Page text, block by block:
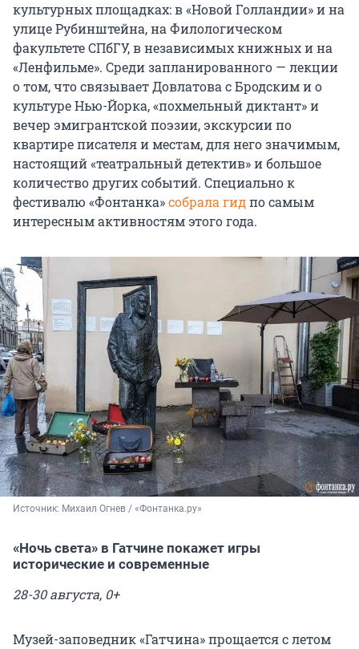
культурных площадках: в «Новой Голландии» и на
улице Рубинштейна, на Филологическом
факультете СПбГУ, в независимых книжных и на
«Ленфильме». Среди запланированного — лекции
о том, что связывает Довлатова с Бродским и о
культуре Нью-Йорка, «похмельный диктант» и
вечер эмигрантской поэзии, экскурсии по
квартире писателя и местам, для него значимым,
настоящий «театральный детектив» и большое
количество других событий. Специально к
фестивалю «Фонтанка»собрала гидпо самым
интересным активностям этого года.
Источник: Михаил Огнев / «Фонтанка.ру»
«Ночь света» в Гатчине покажет игры
исторические и современные
28-30 августа, 0+
Музей-заповедник «Гатчина» прощается с летом